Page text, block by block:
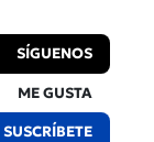
SÍGUENOS
ME GUSTA
SUSCRÍBETE